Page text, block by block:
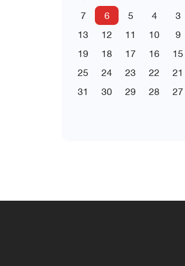
3
4
5
6
7
9
10
11
12
13
15
16
17
18
19
21
22
23
24
25
27
28
29
30
31